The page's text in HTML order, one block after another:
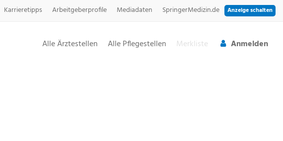
Anzeige schalten
Karrieretipps Arbeitgeberprofile Mediadaten SpringerMedizin.de
Anmelden
Alle Ärztestellen Alle Pflegestellen Merkliste